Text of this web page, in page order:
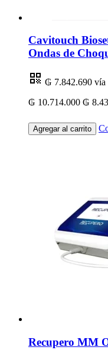
Cavitouch
Ondas de
₲ 7.842.690 vía
₲ 10.714.000 ₲
Agregar al carrito
Recupero MM